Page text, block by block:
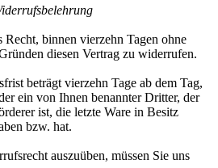
Recht, binnen vierzehn Tagen ohne
diesen Vertrag zu widerrufen.
beträgt vierzehn Tage ab dem Tag,
ein von Ihnen benannter Dritter, der
ist, die letzte Ware in Besitz
bzw. hat.
auszuüben, müssen Sie uns